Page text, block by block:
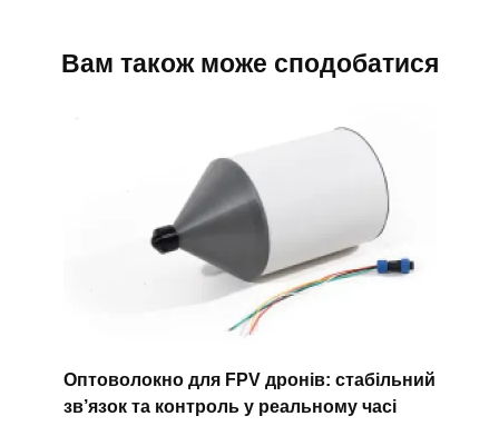
Вам також може сподобатися
Оптоволокно для FPV дронів: стабільний
зв’язок та контроль у реальному часі